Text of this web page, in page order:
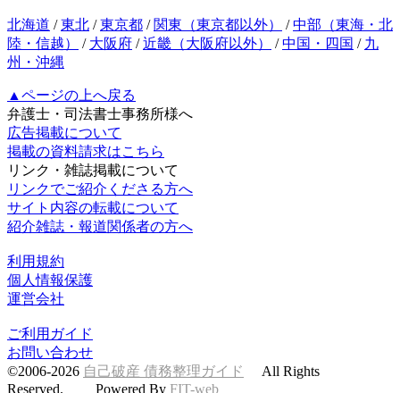
北海道 /東北 /東京都 / 関東（東京都以外） /中部（東海・北
陸・信越）
/ 大阪府 /近畿（大阪府以外） /中国・四国 / 九
州・沖縄
▲ページの上へ戻る
弁護士・司法書士事務所様へ
広告掲載について
掲載の資料請求はこちら
リンク・雑誌掲載について
リンクでご紹介くださる方へ
サイト内容の転載について
紹介雑誌・報道関係者の方へ
利用規約
個人情報保護
運営会社
ご利用ガイド
お問い合わせ
©2006-2026 自己破産 債務整理ガイド
All Rights
Reserved. Powered By FIT-web